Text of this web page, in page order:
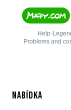
NABÍDKA